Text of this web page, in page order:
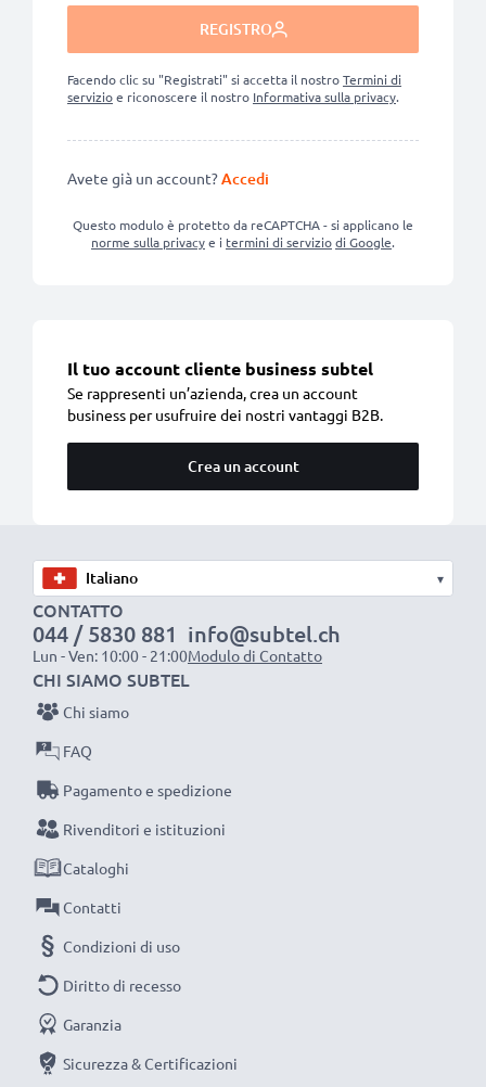
REGISTRO
Facendo clic su "Registrati" si accetta il nostroTermini di
servizioe riconoscere il nostro Informativa sulla privacy.
Avete già un account?Accedi
Questo modulo è protetto da reCAPTCHA - si applicano le
norme sulla privacye i termini di serviziodi Google.
Il tuo account cliente business subtel
Se rappresenti un’azienda, crea un account
business per usufruire dei nostri vantaggi B2B.
Crea un account
▾
CONTATTO
044 / 5830 881
Lun - Ven: 10:00 - 21:00
info@subtel.ch
Modulo di Contatto
CHI SIAMO SUBTEL
Chi siamo
FAQ
Pagamento e spedizione
Rivenditori e istituzioni
Cataloghi
Contatti
Condizioni di uso
Diritto di recesso
Garanzia
Sicurezza & Certificazioni